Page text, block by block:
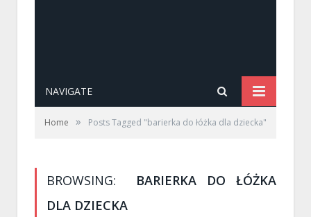
NAVIGATE
Home » Posts Tagged "barierka do łóżka dla dziecka"
BROWSING:
BARIERKA DO ŁÓŻKA
DLA DZIECKA